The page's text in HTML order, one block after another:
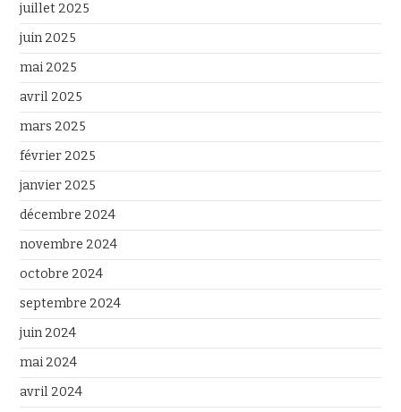
juillet 2025
juin 2025
mai 2025
avril 2025
mars 2025
février 2025
janvier 2025
décembre 2024
novembre 2024
octobre 2024
septembre 2024
juin 2024
mai 2024
avril 2024